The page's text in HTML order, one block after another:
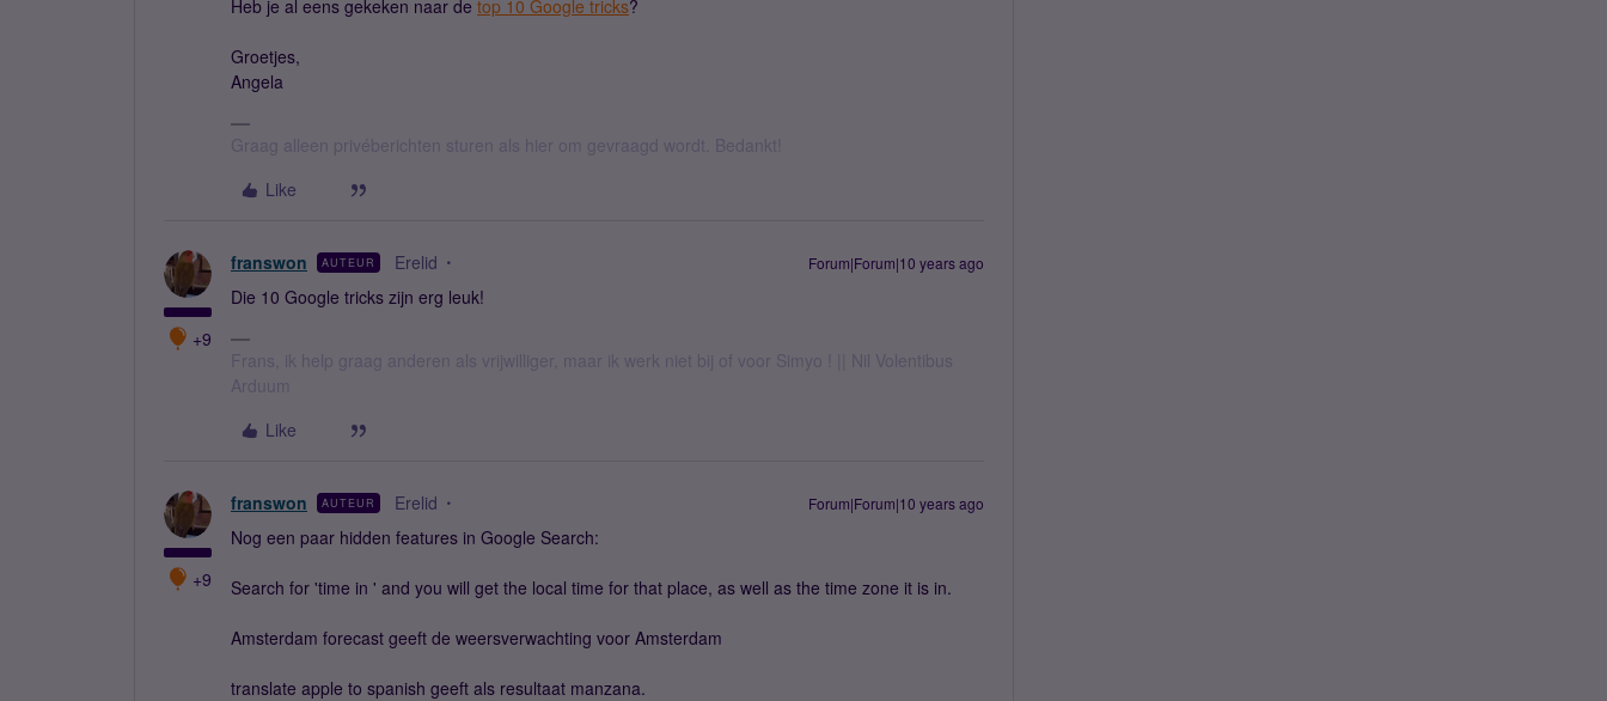
Heb je al eens gekeken naar de top 10 Google tricks?
Groetjes,
Angela
Graag alleen privéberichten sturen als hier om gevraagd wordt. Bedankt!
Like
+9
franswon AUTEUR Erelid Forum|Forum|10 years ago
Die 10 Google tricks zijn erg leuk!
Frans, ik help graag anderen als vrijwilliger, maar ik werk niet bij of voor Simyo ! || Nil Volentibus
Arduum
Like
+9
franswon AUTEUR Erelid Forum|Forum|10 years ago
Nog een paar hidden features in Google Search:
Search for 'time in ' and you will get the local time for that place, as well as the time zone it is in.
Amsterdam forecast geeft de weersverwachting voor Amsterdam
translate apple to spanish geeft als resultaat manzana.